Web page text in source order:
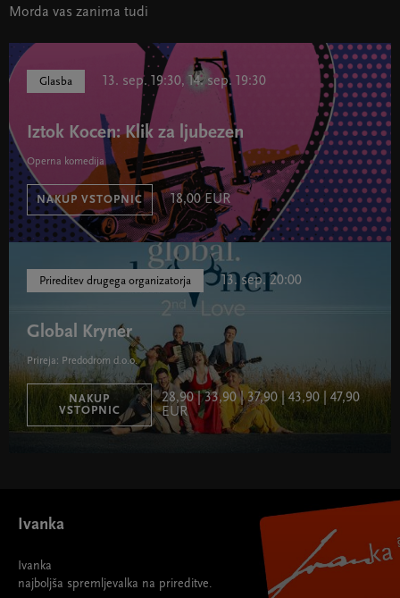
Morda vas zanima tudi
Glasba 13. sep. 19:30, 14. sep. 19:30
Iztok Kocen: Klik za ljubezen
Operna komedija
NAKUP VSTOPNIC 18,00 EUR
Prireditev drugega organizatorja 13. sep. 20:00
Global Kryner
Prireja: Predodrom d.o.o.
NAKUP
VSTOPNIC
28,90 | 33,90 | 37,90 | 43,90 | 47,90
EUR
Ivanka
Ivanka
najboljša spremljevalka na prireditve.